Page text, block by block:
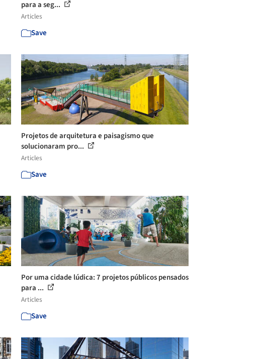
para a seg...
Articles
Save
Projetos de arquitetura e paisagismo que
solucionaram pro...
Articles
Save
Por uma cidade lúdica: 7 projetos públicos pensados
para ...
Articles
Save